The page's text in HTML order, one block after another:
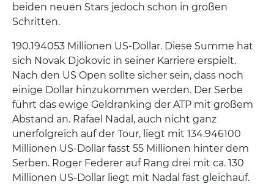
beiden neuen Stars jedoch schon in großen
Schritten.
190.194053 Millionen US-Dollar. Diese Summe hat
sich Novak Djokovic in seiner Karriere erspielt.
Nach den US Open sollte sicher sein, dass noch
einige Dollar hinzukommen werden. Der Serbe
führt das ewige Geldranking der ATP mit großem
Abstand an. Rafael Nadal, auch nicht ganz
unerfolgreich auf der Tour, liegt mit 134.946100
Millionen US-Dollar fasst 55 Millionen hinter dem
Serben. Roger Federer auf Rang drei mit ca. 130
Millionen US-Dollar liegt mit Nadal fast gleichauf.